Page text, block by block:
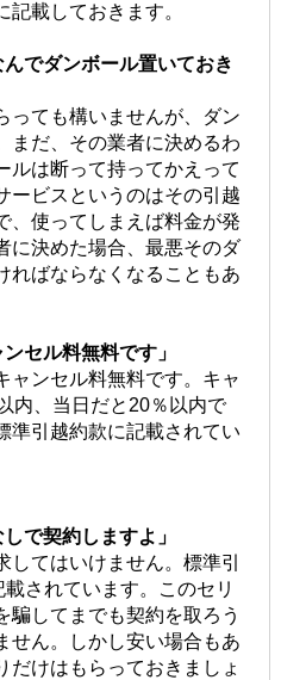
載しておきます。
でダンボール置いておき
っても構いませんが、ダン
まだ、その業者に決めるわ
ルは断って持ってかえって
ービスというのはその引越
、使ってしまえば料金が発
に決めた場合、最悪そのダ
ればならなくなることもあ
セル料無料です」
ャンセル料無料です。キャ
内、当日だと20％以内で
準引越約款に記載されてい
で契約しますよ」
てはいけません。標準引
されています。このセリ
騙してまでも契約を取ろう
せん。しかし安い場合もあ
だけはもらっておきましょ